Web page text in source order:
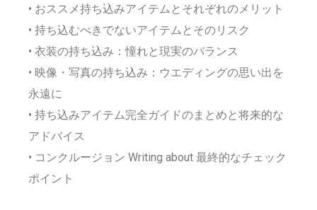
• おススメ持ち込みアイテムとそれぞれのメリット
• 持ち込むべきでないアイテムとそのリスク
• 衣装の持ち込み：憧れと現実のバランス
• 映像・写真の持ち込み：ウエディングの思い出を
永遠に
• 持ち込みアイテム完全ガイドのまとめと将来的な
アドバイス
• コンクルージョン Writing about 最終的なチェック
ポイント